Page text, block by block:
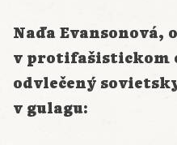
Naďa Evansonová,
v protifašistickom
odvlečený
v gulagu: